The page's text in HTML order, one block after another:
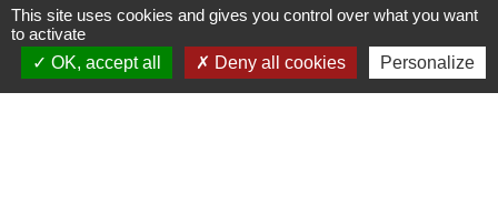
+33 2 32 77 54 50
Contact par formulaire
This site uses cookies and gives you control over what you want
to activate
OK, accept all
Deny all cookies Personalize